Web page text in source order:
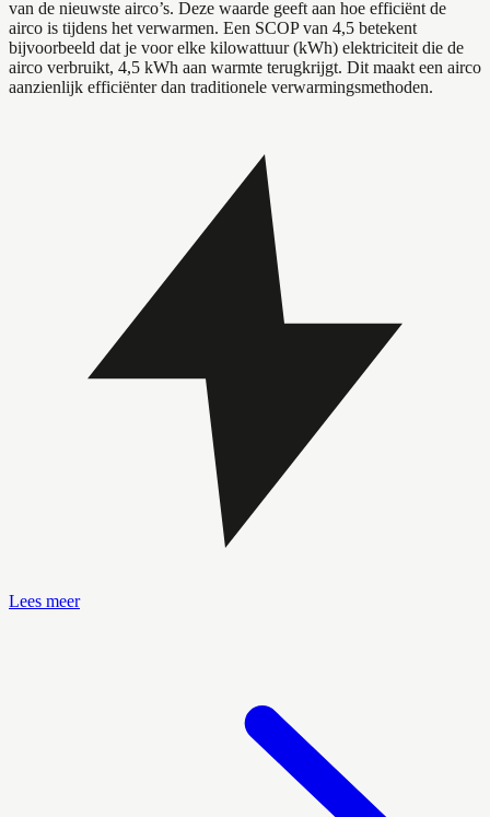
van de nieuwste airco’s. Deze waarde geeft aan hoe efficiënt de
airco is tijdens het verwarmen. Een SCOP van 4,5 betekent
bijvoorbeeld dat je voor elke kilowattuur (kWh) elektriciteit die de
airco verbruikt, 4,5 kWh aan warmte terugkrijgt. Dit maakt een airco
aanzienlijk efficiënter dan traditionele verwarmingsmethoden.
Lees meer